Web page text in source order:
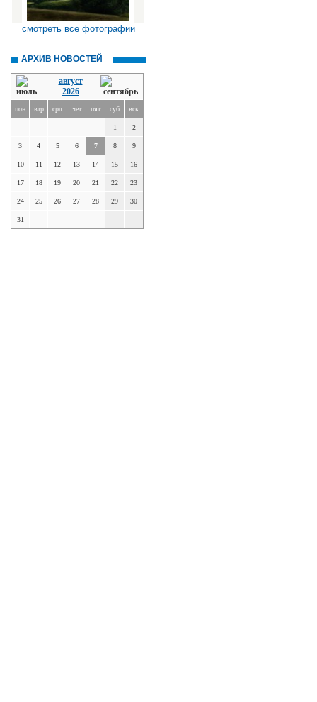
смотреть все фотографии
АРХИВ НОВОСТЕЙ
август
2026
пон втр срд чет пят суб вск
1 2
3 4 5 6 7 8 9
10 11 12 13 14 15 16
17 18 19 20 21 22 23
24 25 26 27 28 29 30
31